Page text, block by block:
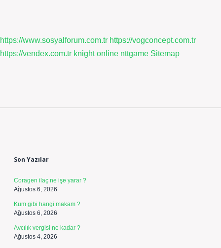
https://www.sosyalforum.com.tr https://vogconcept.com.tr
https://vendex.com.tr knight online nttgame Sitemap
Son Yazılar
Coragen ilaç ne işe yarar ?
Ağustos 6, 2026
Kum gibi hangi makam ?
Ağustos 6, 2026
Avcılık vergisi ne kadar ?
Ağustos 4, 2026